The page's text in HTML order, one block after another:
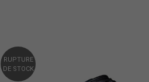
RUPTURE
DE STOCK